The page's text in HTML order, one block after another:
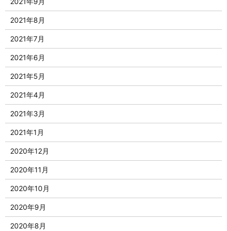
2021年8月
2021年7月
2021年6月
2021年5月
2021年4月
2021年3月
2021年1月
2020年12月
2020年11月
2020年10月
2020年9月
2020年8月